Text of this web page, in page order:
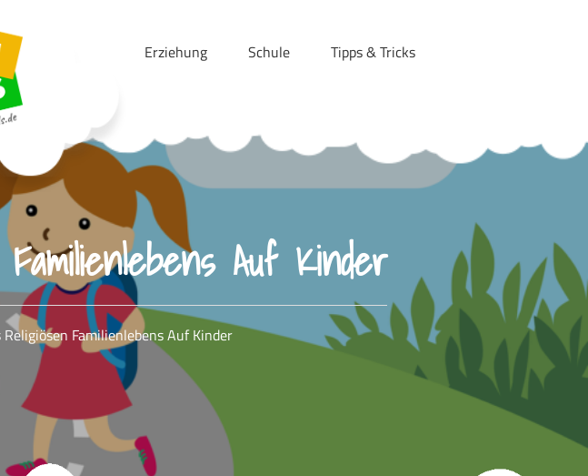
Erziehung Schule Tipps & Tricks
Auf Kinder
Familienlebens Auf Kinder